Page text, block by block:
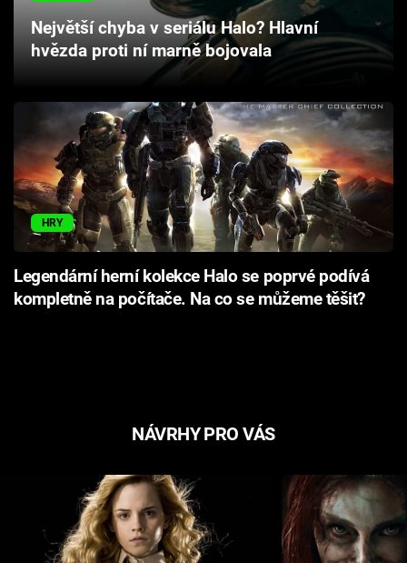
TV Program
Sledujte prima+
Přihlášení
Sledujte nás
Největší chyba v seriálu Halo? Hlavní
hvězda proti ní marně bojovala
HRY
Legendární herní kolekce Halo se poprvé podívá
kompletně na počítače. Na co se můžeme těšit?
NÁVRHY PRO VÁS